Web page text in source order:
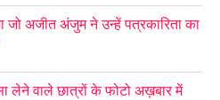
जो अजीत अंजुम ने उन्हें पत्रकारिता का
लेने वाले छात्रों के फोटो अख़बार में